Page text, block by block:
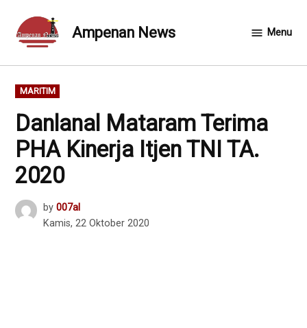
content
Ampenan News Menu
POSTED
IN
MARITIM
Danlanal Mataram Terima
PHA Kinerja Itjen TNI TA.
2020
by 007al
Kamis, 22 Oktober 2020